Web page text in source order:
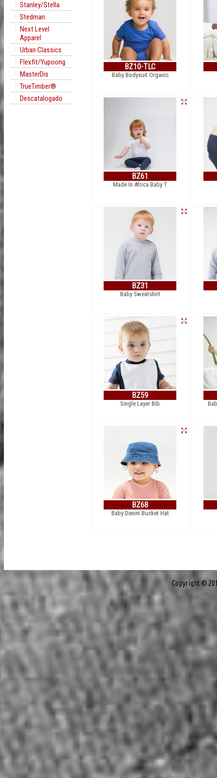
Stanley/Stella
Stedman
Next Level
Apparel
Urban Classics
Flexfit/Yupoong
MasterDis
TrueTimber®
Descatalogado
BZ10-TLC
Baby Bodysuit Organic
BZ61
Made In Africa Baby T
BZ31
Baby Sweatshirt
BZ59
Single Layer Bib
BZ68
Baby Denim Bucket Hat
Copyright ©